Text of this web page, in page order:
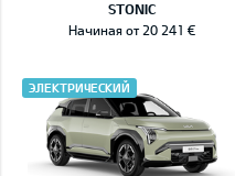
STONIC
Начиная от 20 241 €
ЭЛЕКТРИЧЕСКИЙ